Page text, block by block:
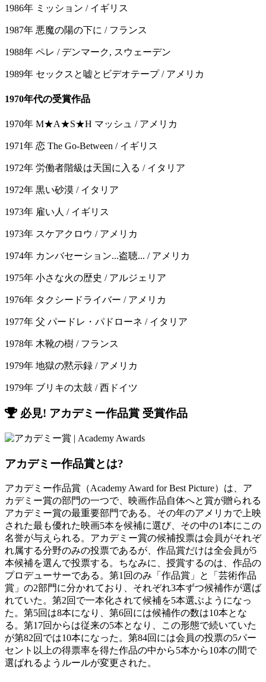
1986年 ミッション / イギリス
1987年 悪魔の陽の下に / フランス
1988年 ペレ / デンマーク, スウェーデン
1989年 セックスと嘘とビデオテープ / アメリカ
1970年代の受賞作品
1970年 M★A★S★H マッシュ / アメリカ
1971年 恋 The Go-Between / イギリス
1972年 労働者階級は天国に入る / イタリア
1972年 黒い砂漠 / イタリア
1973年 雇い人 / イギリス
1973年 スケアクロウ / アメリカ
1974年 カンバセーション...盗聴... / アメリカ
1975年 小さな火の歴史 / アルジェリア
1976年 タクシードライバー / アメリカ
1977年 父 パードレ・パドローネ / イタリア
1978年 木靴の樹 / フランス
1979年 地獄の黙示録 / アメリカ
1979年 ブリキの太鼓 / 西ドイツ
必見! アカデミー作品賞 受賞作品
アカデミー作品賞とは?
アカデミー作品賞（Academy Award for Best Picture）は、ア
カデミー賞の部門の一つで、映画作品自体へと賞が贈られる
アカデミー賞の最重要部門である。その年のアメリカで上映
された最も優れた映画5本を候補に選び、その中の1本にこの
名誉が与えられる。アカデミー賞の候補投票は会員がそれぞ
れ属する分野のみの投票であるが、作品賞だけは全会員が5
本候補を選んで投票する。ちなみに、授賞するのは、作品の
プロデューサーである。第1回のみ「作品賞」と「芸術作品
賞」の2部門に分かれており、それぞれ3本ずつ候補作が選ば
れていた。第2回で一本化されて候補を5本選ぶようになっ
た。第5回は8本になり、第6回には候補作の数は10本とな
る。第17回からは従来の5本となり、この形態で続いていた
が第82回では10本になった。第84回には会員の投票の5パー
セント以上の得票率を得た作品の中から5本から10本の間で
選ばれるようルールが変更された。